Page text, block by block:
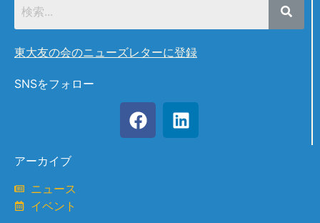
東大友の会のニューズレターに登録
SNSをフォロー
アーカイブ
ニュース
イベント